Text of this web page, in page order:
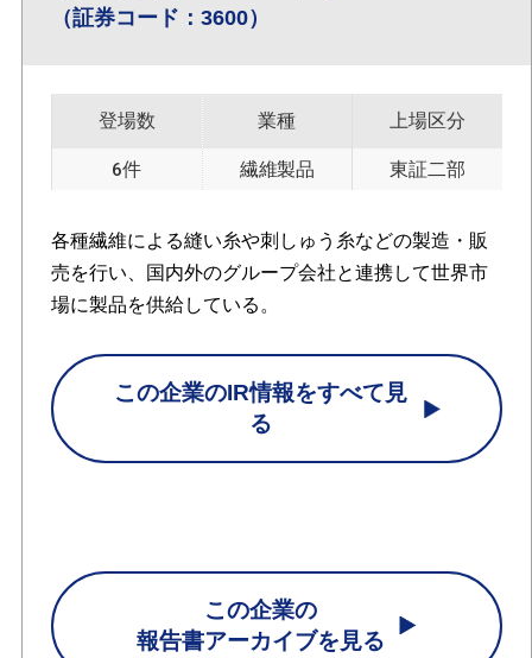
（証券コード：3600）
登場数
6件
業種
繊維製品
上場区分
東証二部
各種繊維による縫い糸や刺しゅう糸などの製造・販
売を行い、国内外のグループ会社と連携して世界市
場に製品を供給している。
この企業のIR情報をすべて見
る
この企業の
報告書アーカイブを見る